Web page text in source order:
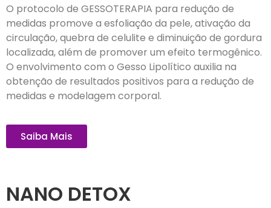
O protocolo de GESSOTERAPIA para redução de
medidas promove a esfoliação da pele, ativação da
circulação, quebra de celulite e diminuição de gordura
localizada, além de promover um efeito termogênico.
O envolvimento com o Gesso Lipolítico auxilia na
obtenção de resultados positivos para a redução de
medidas e modelagem corporal.
Saiba Mais
NANO DETOX